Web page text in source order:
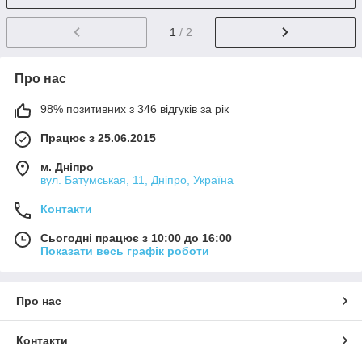
1 / 2
Про нас
98% позитивних з 346 відгуків за рік
Працює з 25.06.2015
м. Дніпро
вул. Батумськая, 11, Дніпро, Україна
Контакти
Сьогодні працює з 10:00 до 16:00
Показати весь графік роботи
Про нас
Контакти